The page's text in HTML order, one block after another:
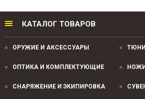
КАТАЛОГ ТОВАРОВ
ОРУЖИЕ И АКСЕССУАРЫ
ОПТИКА И КОМПЛЕКТУЮЩИЕ
СНАРЯЖЕНИЕ И ЭКИПИРОВКА